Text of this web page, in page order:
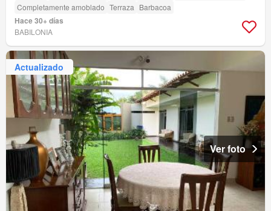
Completamente amoblado Terraza Barbacoa
Hace 30+ días
BABILONIA
Actualizado
Ver foto